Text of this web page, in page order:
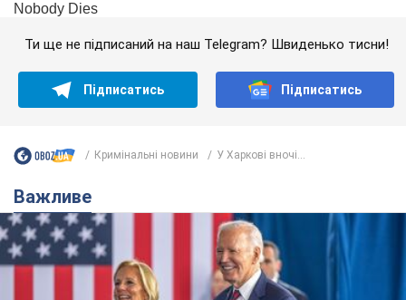
Ти ще не підписаний на наш Telegram? Швиденько тисни!
Підписатись Підписатись
Кримінальні новини У Харкові вночі...
Важливе